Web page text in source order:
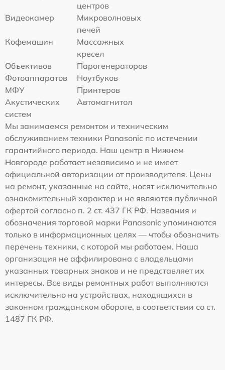
центров
Видеокамер
Микроволновых
печей
Кофемашин
Массажных
кресел
Объективов
Парогенераторов
Фотоаппаратов
Ноутбуков
МФУ
Принтеров
Акустических
систем
Автомагнитол
Мы занимаемся ремонтом и техническим
обслуживанием техники Panasonic по истечении
гарантийного периода. Наш центр в Нижнем
Новгороде работает независимо и не имеет
официальной авторизации от производителя. Цены
на ремонт, указанные на сайте, носят исключительно
ознакомительный характер и не являются публичной
офертой согласно п. 2 ст. 437 ГК РФ. Названия и
обозначения торговой марки Panasonic упоминаются
только в информационных целях — чтобы обозначить
перечень техники, с которой мы работаем. Наша
организация не аффилирована с владельцами
указанных товарных знаков и не представляет их
интересы. Все виды ремонтных работ выполняются
исключительно на устройствах, находящихся в
законном гражданском обороте, в соответствии со ст.
1487 ГК РФ.